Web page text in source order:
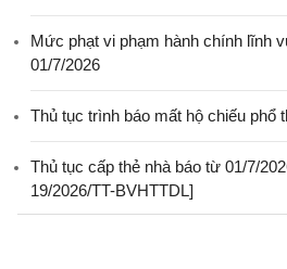
Mức phạt vi phạm hành chính lĩnh
01/7/2026
Thủ tục trình báo mất hộ chiếu phổ
Thủ tục cấp thẻ nhà báo từ 01/7/
19/2026/TT-BVHTTDL]